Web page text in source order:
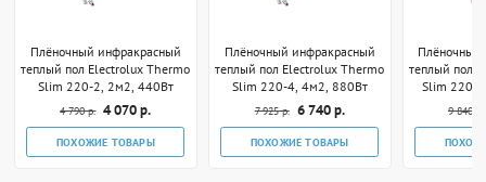
Плёночный инфракрасный
теплый пол Electrolux Thermo
Slim 220-2, 2м2, 440Вт
4 790 р. 4 070 р.
ПОХОЖИЕ ТОВАРЫ
Плёночный инфракрасный
теплый пол Electrolux Thermo
Slim 220-4, 4м2, 880Вт
7 925 р. 6 740 р.
ПОХОЖИЕ ТОВАРЫ
Плёночный
теплый пол
Slim 220-
9 840 р.